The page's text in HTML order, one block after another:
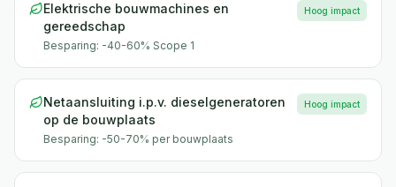
Elektrische bouwmachines en
gereedschap
Besparing: -40-60% Scope 1
Hoog impact
Netaansluiting i.p.v. dieselgeneratoren
op de bouwplaats
Besparing: -50-70% per bouwplaats
Hoog impact